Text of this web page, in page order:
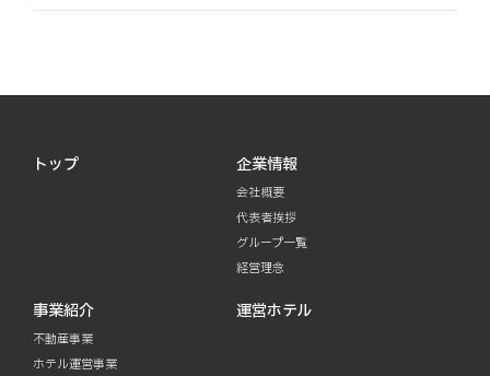
トップ 企業情報
会社概要
代表者挨拶
グループ一覧
経営理念
事業紹介
不動産事業
ホテル運営事業
運営ホテル